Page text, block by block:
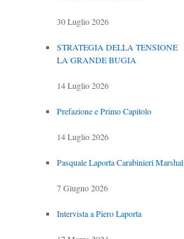
30 Luglio 2026
STRATEGIA DELLA TENSIONE
LA GRANDE BUGIA
14 Luglio 2026
Prefazione e Primo Capitolo
14 Luglio 2026
Pasquale Laporta Carabinieri Marshal
7 Giugno 2026
Intervista a Piero Laporta